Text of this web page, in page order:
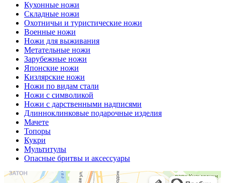
Кухонные ножи
Складные ножи
Охотничьи и туристические ножи
Военные ножи
Ножи для выживания
Метательные ножи
Зарубежные ножи
Японские ножи
Кизлярские ножи
Ножи по видам стали
Ножи с символикой
Ножи с дарственными надписями
Длинноклинковые подарочные изделия
Мачете
Топоры
Кукри
Мультитулы
Опасные бритвы и аксессуары